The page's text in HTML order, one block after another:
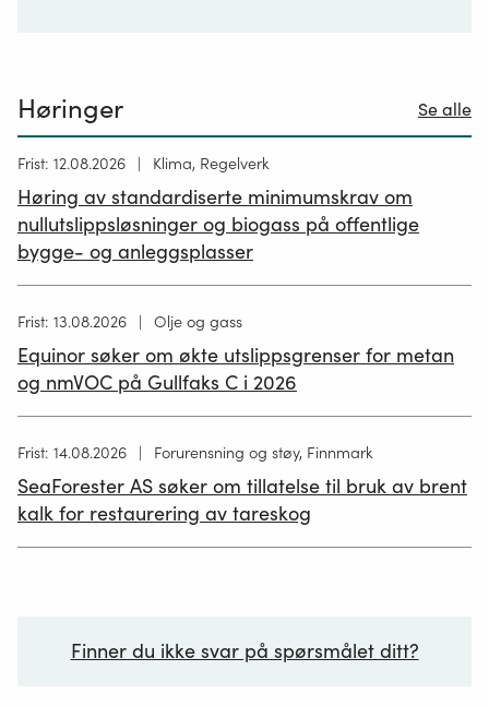
Høringer Se alle
Høring
12.05.2026
Frist: 12.08.2026 Klima, Regelverk
Høring av standardiserte minimumskrav om
nullutslippsløsninger og biogass på offentlige
bygge- og anleggsplasser
Høring
publisert
02.07.2026
Frist: 13.08.2026 Olje og gass
Equinor søker om økte utslippsgrenser for metan
og nmVOC på Gullfaks C i 2026
Høring
publisert
19.06.2026
Frist: 14.08.2026 Forurensning og støy, Finnmark
SeaForester AS søker om tillatelse til bruk av brent
kalk for restaurering av tareskog
Finner du ikke svar på spørsmålet ditt?